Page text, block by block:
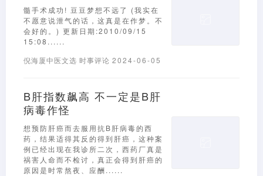
髓手术成功! 豆豆梦想不远了 (我实在
不愿意说泄气的话，这真是在作梦。不
会好的。) 更新日期:2010/09/15
15:08......
倪海厦中医文选 时事评论 2024-06-05
B肝指数飙高 不一定是B肝
病毒作怪
想预防肝癌而去服用抗B肝病毒的西
药，结果适得其反的得到肝癌，这种案
例已经出现在我诊所二次，西药厂真是
祸害人命而不检讨，真正会得到肝癌的
原因是时常熬夜、应酬......